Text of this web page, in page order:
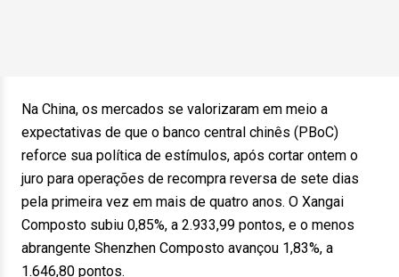
Na China, os mercados se valorizaram em meio a
expectativas de que o banco central chinês (PBoC)
reforce sua política de estímulos, após cortar ontem o
juro para operações de recompra reversa de sete dias
pela primeira vez em mais de quatro anos. O Xangai
Composto subiu 0,85%, a 2.933,99 pontos, e o menos
abrangente Shenzhen Composto avançou 1,83%, a
1.646,80 pontos.